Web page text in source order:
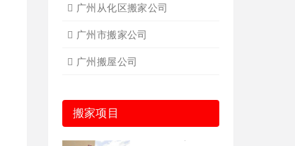
广州从化区搬家公司
广州市搬家公司
广州搬屋公司
搬家项目